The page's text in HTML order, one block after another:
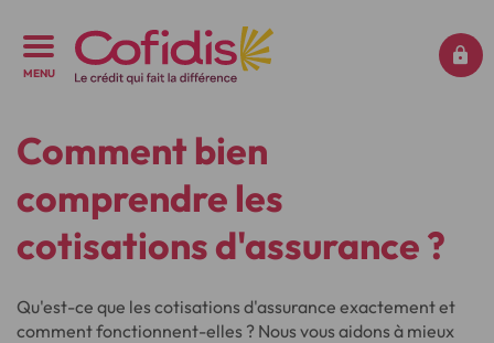
MENU
Comment bien
comprendre les
cotisations d'assurance ?
Qu'est-ce que les cotisations d'assurance exactement et
comment fonctionnent-elles ? Nous vous aidons à mieux